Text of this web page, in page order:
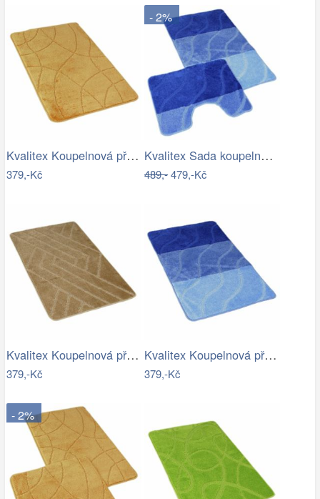
Kvalitex Koupelnová předložka Labyrint…
379,-Kč
- 2%
Kvalitex Sada koupelnových předložek…
489,-479,-Kč
Kvalitex Koupelnová předložka Parkety…
379,-Kč
Kvalitex Koupelnová předložka Vlny…
379,-Kč
- 2%